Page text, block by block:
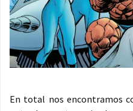
En total nos encontramos